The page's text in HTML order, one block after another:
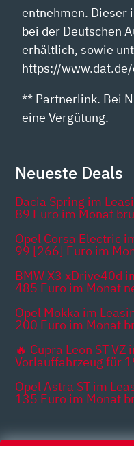
entnehmen. Dieser
bei der Deutschen
erhältlich, sowie
https://
** Partnerlink. Bei
eine Vergütung.
Neueste Deals
Dacia Spring im
89 Euro im Monat
Opel Corsa Electric
99 [266] Euro im
BMW X3 xDrive40d
485 Euro im Monat
Opel Mokka im
200 Euro im Monat
🔥 Cupra Leon ST VZ
Vorlauffahrzeug für
Opel Astra ST im
135 Euro im Monat